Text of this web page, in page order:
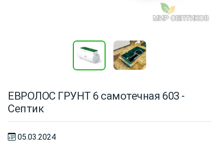
ЕВРОЛОС ГРУНТ 6 самотечная 603 -
Септик
05.03.2024